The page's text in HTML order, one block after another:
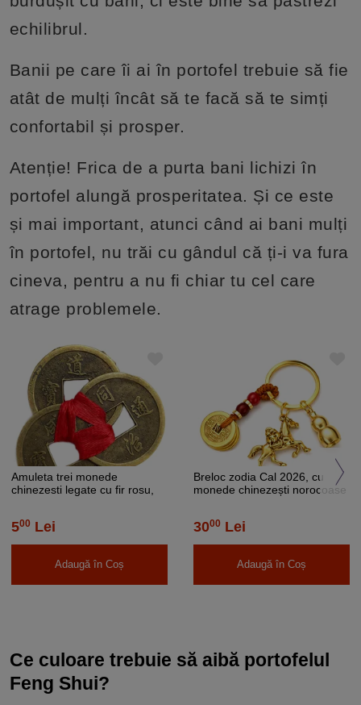
echilibrul.
Banii pe care îi ai în portofel trebuie să fie
atât de mulți încât să te facă să te simți
confortabil și prosper.
Atenție! Frica de a purta bani lichizi în
portofel alungă prosperitatea. Și ce este
și mai important, atunci când ai bani mulți
în portofel, nu trăi cu gândul că ți-i va fura
cineva, pentru a nu fi chiar tu cel care
atrage problemele.
Amuleta trei monede
chinezesti legate cu fir rosu,
500 Lei
Adaugă în Coș
Breloc zodia Cal 2026, cu
monede chinezești norocoase
3000 Lei
Adaugă în Coș
Ce culoare trebuie să aibă portofelul
Feng Shui?